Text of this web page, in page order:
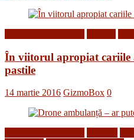
În viitorul apropiat cariile
pastile
14 martie 2016 GizmoBox 0